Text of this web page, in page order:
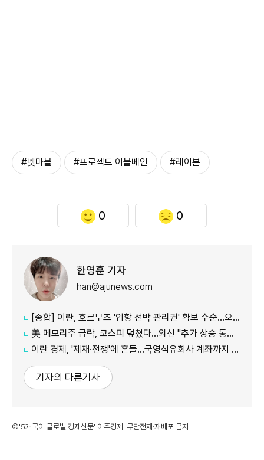
#넷마블 #프로젝트 이블베인 #레이븐
0 0
한영훈 기자
han@ajunews.com
[종합] 이란, 호르무즈 '입항 선박 관리권' 확보 수순…오만과 새 항로 합의
美 메모리주 급락, 코스피 덮쳤다…외신 "추가 상승 동력 의문"
이란 경제, '제재·전쟁'에 흔들…국영석유회사 계좌까지 동결
기자의 다른기사
©'5개국어 글로벌 경제신문' 아주경제. 무단전재·재배포 금지